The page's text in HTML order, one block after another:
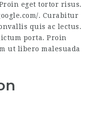
eget tortor risus.
. Curabitur
quis ac lectus.
porta. Proin
ut libero malesuada